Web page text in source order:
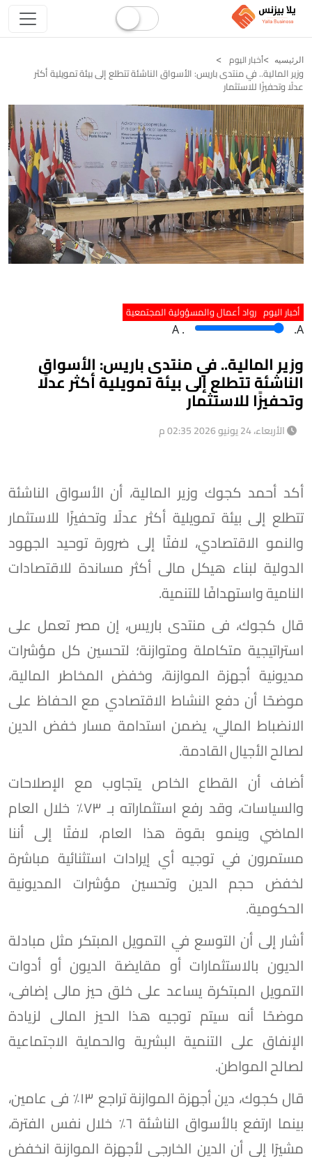
الرئيسيه أخبار اليوم
وزير المالية.. في منتدى باريس: ︎الأسواق الناشئة تتطلع إلى بيئة تمويلية أكثر
عدلًا وتحفيزًا للاستثمار
أخبار اليوم رواد أعمال والمسؤولية المجتمعية
A . .A
وزير المالية.. في منتدى باريس: ︎الأسواق
الناشئة تتطلع إلى بيئة تمويلية أكثر عدلًا
وتحفيزًا للاستثمار
الأربعاء، 24 يونيو 2026 02:35 م
أكد أحمد كجوك وزير المالية، أن الأسواق الناشئة
تتطلع إلى بيئة تمويلية أكثر عدلًا وتحفيزًا للاستثمار
والنمو الاقتصادي، لافتًا إلى ضرورة توحيد الجهود
الدولية لبناء هيكل مالى أكثر مساندة للاقتصادات
النامية واستهدافًا للتنمية.
قال كجوك، فى منتدى باريس، إن مصر تعمل على
استراتيجية متكاملة ومتوازنة؛ لتحسين كل مؤشرات
مديونية أجهزة الموازنة، وخفض المخاطر المالية،
موضحًا أن دفع النشاط الاقتصادي مع الحفاظ على
الانضباط المالي، يضمن استدامة مسار خفض الدين
لصالح الأجيال القادمة.
أضاف أن القطاع الخاص يتجاوب مع الإصلاحات
والسياسات، وقد رفع استثماراته بـ ٧٣٪؜ خلال العام
الماضي وينمو بقوة هذا العام، لافتًا إلى أننا
مستمرون في توجيه أي إيرادات استثنائية مباشرة
لخفض حجم الدين وتحسين مؤشرات المديونية
الحكومية.
أشار إلى أن التوسع في التمويل المبتكر مثل مبادلة
الديون بالاستثمارات أو مقايضة الديون أو أدوات
التمويل المبتكرة يساعد على خلق حيز مالى إضافى،
موضحًا أنه سيتم توجيه هذا الحيز المالى لزيادة
الإنفاق على التنمية البشرية والحماية الاجتماعية
لصالح المواطن.
قال كجوك، دين أجهزة الموازنة تراجع ١٣٪؜ فى عامين،
بينما ارتفع بالأسواق الناشئة ٦٪؜ خلال نفس الفترة،
مشيرًا إلى أن الدين الخارجي لأجهزة الموازنة انخفض